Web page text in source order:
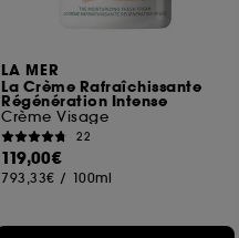
LA MER
La Crème Rafraîchissante
Régénération Intense
Crème Visage
22
119,00€
793,33€ / 100ml